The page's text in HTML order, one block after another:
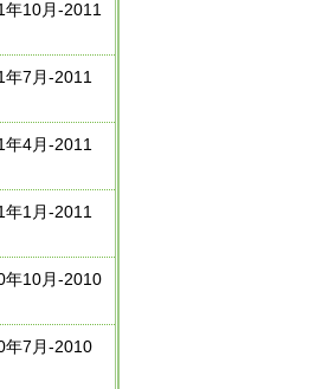
10月‐2011
7月‐2011
4月‐2011
1月‐2011
10月‐2010
年7月-2010